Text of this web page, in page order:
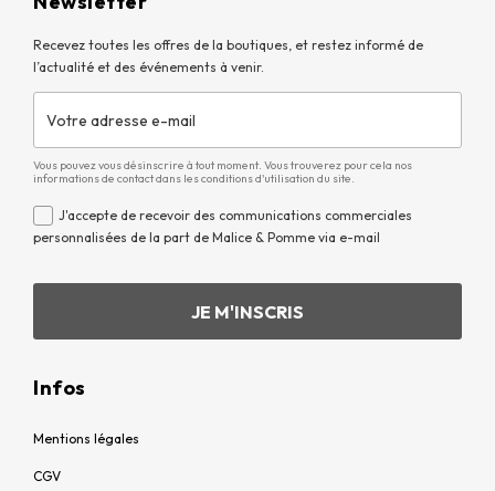
Recevez toutes les offres de la boutiques, et restez informé de
l’actualité et des événements à venir.
Vous pouvez vous désinscrire à tout moment. Vous trouverez pour cela nos
informations de contact dans les conditions d'utilisation du site.
J'accepte de recevoir des communications commerciales
personnalisées de la part de Malice & Pomme via e-mail
Infos
Mentions légales
CGV